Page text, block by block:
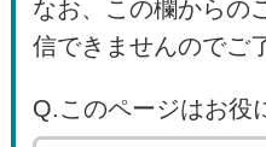
なお、この欄からの
信できませんのでご
Q.このページはお役